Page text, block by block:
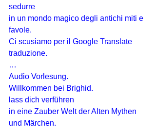
sedurre
in un mondo magico degli antichi miti e
favole.
Ci scusiamo per il Google Translate
traduzione.
…
Audio Vorlesung.
Willkommen bei Brighid.
lass dich verführen
in eine Zauber Welt der Alten Mythen
und Märchen.